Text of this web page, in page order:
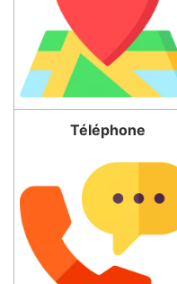
Téléphone